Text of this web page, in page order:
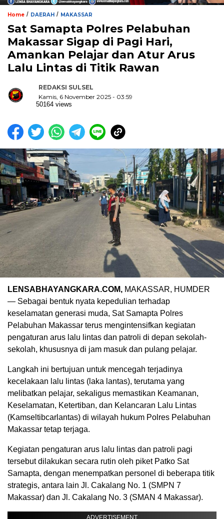
Home / DAERAH / MAKASSAR
Sat Samapta Polres Pelabuhan
Makassar Sigap di Pagi Hari,
Amankan Pelajar dan Atur Arus
Lalu Lintas di Titik Rawan
REDAKSI SULSEL
Kamis, 6 November 2025 - 03:59
50164 views
LENSABHAYANGKARA.COM, MAKASSAR, HUMDER
— Sebagai bentuk nyata kepedulian terhadap
keselamatan generasi muda, Sat Samapta Polres
Pelabuhan Makassar terus mengintensifkan kegiatan
pengaturan arus lalu lintas dan patroli di depan sekolah-
sekolah, khususnya di jam masuk dan pulang pelajar.
Langkah ini bertujuan untuk mencegah terjadinya
kecelakaan lalu lintas (laka lantas), terutama yang
melibatkan pelajar, sekaligus memastikan Keamanan,
Keselamatan, Ketertiban, dan Kelancaran Lalu Lintas
(Kamseltibcarlantas) di wilayah hukum Polres Pelabuhan
Makassar tetap terjaga.
Kegiatan pengaturan arus lalu lintas dan patroli pagi
tersebut dilakukan secara rutin oleh piket Patko Sat
Samapta, dengan menempatkan personel di beberapa titik
strategis, antara lain Jl. Cakalang No. 1 (SMPN 7
Makassar) dan Jl. Cakalang No. 3 (SMAN 4 Makassar).
ADVERTISEMENT